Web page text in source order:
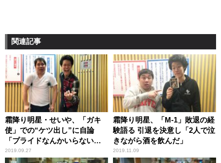
関連記事
霜降り明星・せいや、「ガキ
使」での“ケツ出し”に自論
「プライドなんかいらないで
す」
2019.09.27
霜降り明星、「M-1」敗退の経
験語る 引退を決意し「2人で泣
きながら酒を飲んだ」
2019.11.09